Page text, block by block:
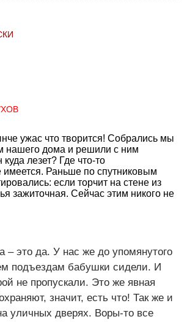
ужас что творится! Собрались мы
нашего дома и решили с ним
лезет? Где что-то
имеется. Раньше по спутниковым
если торчит на стене из
зажиточная. Сейчас этим никого не
– это да. У нас же до упомянутого
подъездам бабушки сидели. И
не пропускали. Это же явная
значит, есть что! Так же и
уличных дверях. Воры-то все